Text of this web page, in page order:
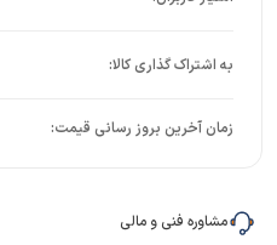
زمان آخرین بروز رسانی قیمت:
مشاوره فنی و مالی